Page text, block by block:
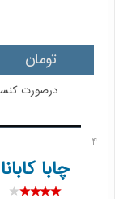
تومان
درصورت
4
چابا کابانا